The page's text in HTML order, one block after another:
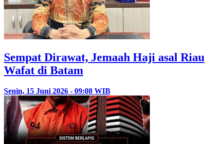
Sempat Dirawat, Jemaah Haji asal Riau
Wafat di Batam
Senin, 15 Juni 2026 - 09:08 WIB